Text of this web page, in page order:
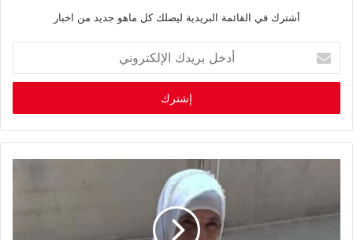
أشترك في القائمة البريدية ليصلك كل ماهو جديد من اخبار
خ
ب
ر
ل